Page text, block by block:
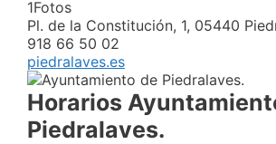
1Fotos
Pl. de la Constitución, 1, 05440
918 66 50 02
piedralaves.es
Horarios
Piedralaves.